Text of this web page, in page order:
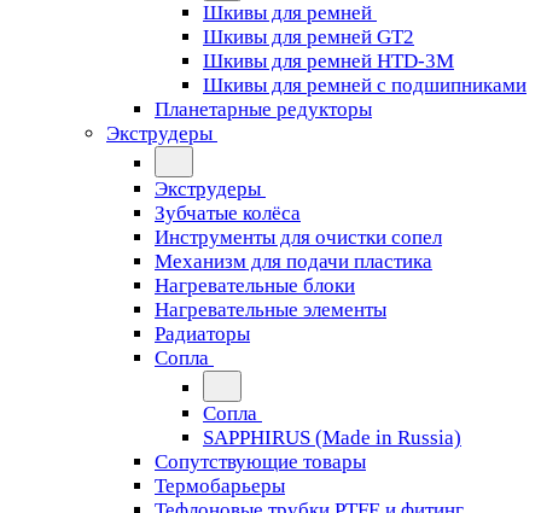
Шкивы для ремней
Шкивы для ремней GT2
Шкивы для ремней HTD-3M
Шкивы для ремней с подшипниками
Планетарные редукторы
Экструдеры
Экструдеры
Зубчатые колёса
Инструменты для очистки сопел
Механизм для подачи пластика
Нагревательные блоки
Нагревательные элементы
Радиаторы
Сопла
Сопла
SAPPHIRUS (Made in Russia)
Сопутствующие товары
Термобарьеры